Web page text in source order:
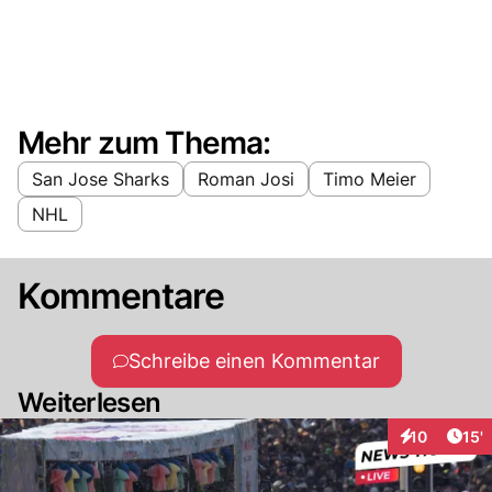
Mehr zum Thema:
San Jose Sharks Roman Josi
Timo Meier
NHL
Kommentare
Schreibe einen Kommentar
Weiterlesen
10
Interaktionen
15'